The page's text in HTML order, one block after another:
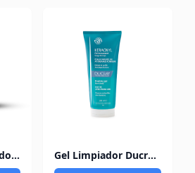
Fórmula Farmatodo Gel Anti Acne 30Gr
Gel Limpiador Ducray Keracnyl Acné Tubo x 200 ml